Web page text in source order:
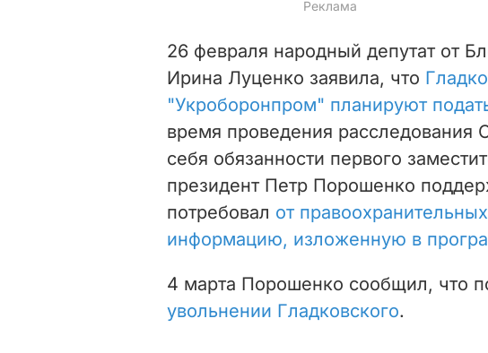
26 февраля народный депутат от
Ирина Луценко заявила, что
"Укроборонпром" планируют
время проведения расследования
себя обязанности первого
президент Петр Порошенко
потребовал от
информацию, изложенную в
4 марта Порошенко сообщил, что
увольнении Гладковского.